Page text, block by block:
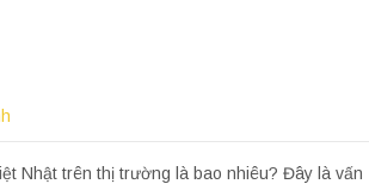
Nhật trên thị trường là bao nhiêu? Đây là vấn